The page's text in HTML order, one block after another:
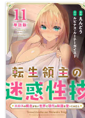
あら
143円 (